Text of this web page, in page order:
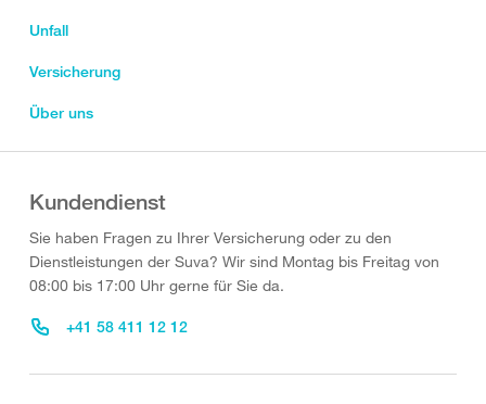
Unfall
Versicherung
Über uns
Kundendienst
Sie haben Fragen zu Ihrer Versicherung oder zu den
Dienstleistungen der Suva? Wir sind Montag bis Freitag von
08:00 bis 17:00 Uhr gerne für Sie da.
+41 58 411 12 12